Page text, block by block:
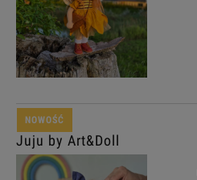
Juju by Art&Doll
NOWOŚĆ